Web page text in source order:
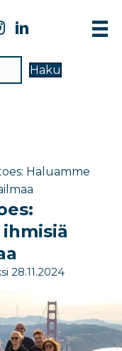
Haku
Haluamme
28.11.2024